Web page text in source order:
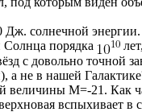
солнечной
Солнца порядка
с довольно
а не в нашей
величины M=-21. Как
вспыхивает в